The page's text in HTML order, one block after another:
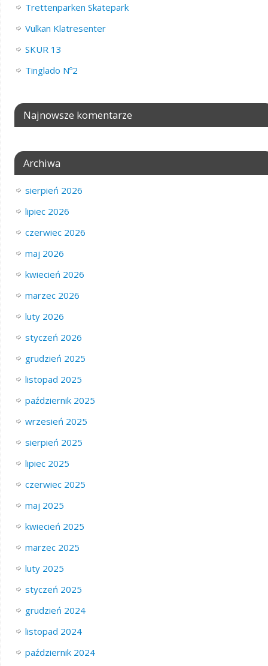
Trettenparken Skatepark
Vulkan Klatresenter
SKUR 13
Tinglado Nº2
Najnowsze komentarze
Archiwa
sierpień 2026
lipiec 2026
czerwiec 2026
maj 2026
kwiecień 2026
marzec 2026
luty 2026
styczeń 2026
grudzień 2025
listopad 2025
październik 2025
wrzesień 2025
sierpień 2025
lipiec 2025
czerwiec 2025
maj 2025
kwiecień 2025
marzec 2025
luty 2025
styczeń 2025
grudzień 2024
listopad 2024
październik 2024